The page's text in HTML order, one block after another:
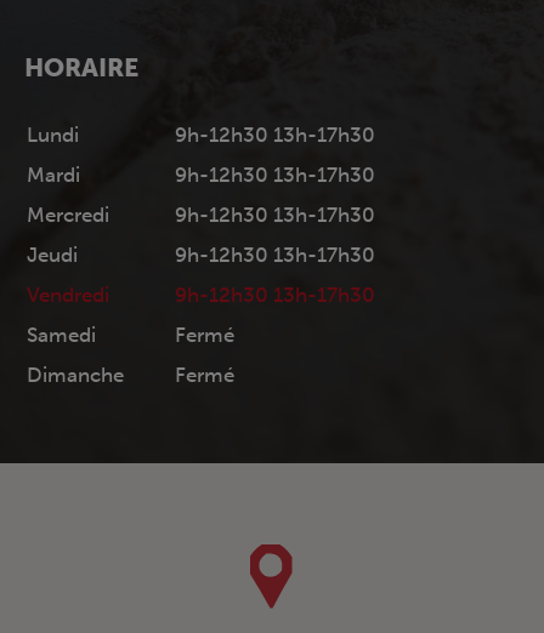
HORAIRE
Lundi
9h-12h30 13h-17h30
Mardi
9h-12h30 13h-17h30
Mercredi
9h-12h30 13h-17h30
Jeudi
9h-12h30 13h-17h30
Vendredi
9h-12h30 13h-17h30
Samedi
Fermé
Dimanche
Fermé